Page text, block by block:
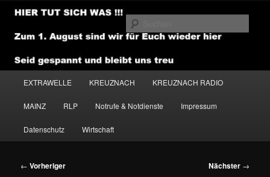
Zum
primären
Inhalt
NEWSHOUSE.MEDIA
EXTRAWELLE KREUZNACH KREUZNACH RADIO
MAINZ RLP Notrufe & Notdienste Impressum
Datenschutz Wirtschaft
Beitragsnavigation
← Vorheriger Nächster →